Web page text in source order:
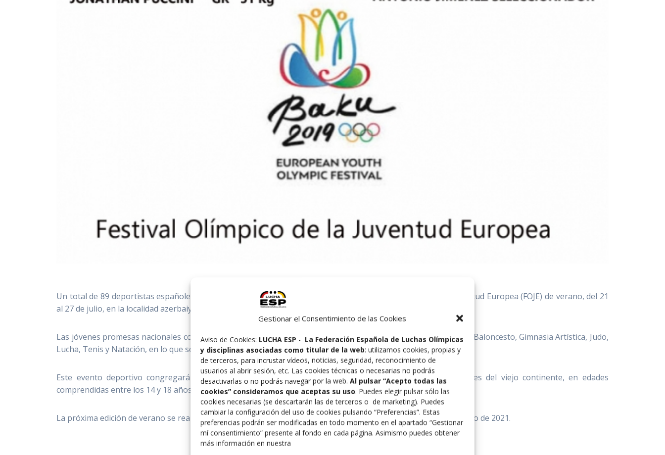
Gestionar el Consentimiento de las Cookies
Aviso de Cookies: LUCHA ESP - La Federación Española de Luchas Olímpicas
y disciplinas asociadas como titular de la web: utilizamos cookies, propias y
de terceros, para incrustar vídeos, noticias, seguridad, reconocimiento de
usuarios al abrir sesión, etc. Las cookies técnicas o necesarias no podrás
desactivarlas o no podrás navegar por la web. Al pulsar “Acepto todas las
cookies” consideramos que aceptas su uso. Puedes elegir pulsar sólo las
cookies necesarias (se descartarán las de terceros o de marketing). Puedes
cambiar la configuración del uso de cookies pulsando “Preferencias”. Estas
preferencias podrán ser modificadas en todo momento en el apartado “Gestionar
mí consentimiento” presente al fondo en cada página. Asimismo puedes obtener
más información en nuestra
Un total de 89 deportistas españoles (39 hombres y 59 mujeres) participarán en el Festival Olímpico de la Juventud Europea (FOJE) de verano, del 21
al 27 de julio, en la localidad azerbaiyana de Bakú.
Las jóvenes promesas nacionales competirán en las diferentes modalidades de Atletismo, Ciclismo, Balonmano, Baloncesto, Gimnasia Artística, Judo,
Lucha, Tenis y Natación, en lo que será su primera participación olímpica.
Este evento deportivo congregará en Bakú a los atletas seleccionados de 50 Comités Olímpicos Nacionales del viejo continente, en edades
comprendidas entre los 14 y 18 años.
La próxima edición de verano se realizará en la localidad eslovaca de Banska Bystrica, del 24 de julio al 1 de agosto de 2021.